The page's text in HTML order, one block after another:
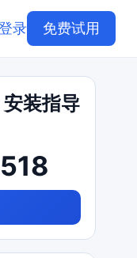
录 免费试用
装指导